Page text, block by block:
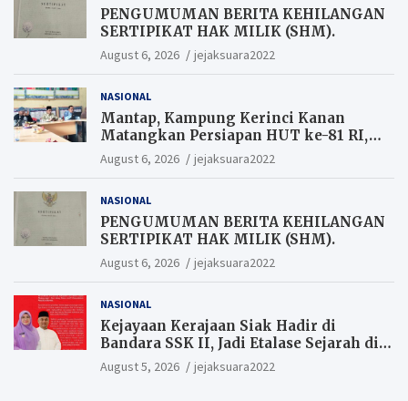
PENGUMUMAN BERITA KEHILANGAN
SERTIPIKAT HAK MILIK (SHM).
August 6, 2026 jejaksuara2022
NASIONAL
Mantap, Kampung Kerinci Kanan
Matangkan Persiapan HUT ke-81 RI,
Warga yang ikut Upacara
Berkesempatan Raih Hadiah
August 6, 2026 jejaksuara2022
NASIONAL
PENGUMUMAN BERITA KEHILANGAN
SERTIPIKAT HAK MILIK (SHM).
August 6, 2026 jejaksuara2022
NASIONAL
Kejayaan Kerajaan Siak Hadir di
Bandara SSK II, Jadi Etalase Sejarah di
Gerbang Riau
August 5, 2026 jejaksuara2022